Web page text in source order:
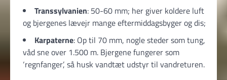
Transsylvanien: 50-60 mm; her giver koldere luft
og bjergenes lævejr mange eftermiddagsbyger og dis;
Karpaterne: Op til 70 mm, nogle steder som tung,
våd sne over 1.500 m. Bjergene fungerer som
‘regnfanger’, så husk vandtæt udstyr til vandreturen.